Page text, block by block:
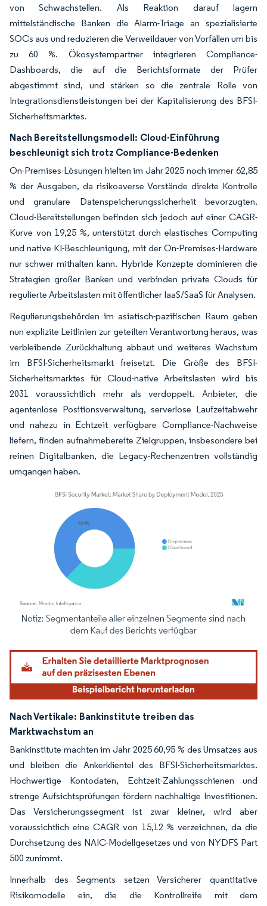
von Schwachstellen. Als Reaktion darauf lagern
mittelständische Banken die Alarm-Triage an spezialisierte
SOCs aus und reduzieren die Verweildauer von Vorfällen um bis
zu 60 %. Ökosystempartner integrieren Compliance-
Dashboards, die auf die Berichtsformate der Prüfer
abgestimmt sind, und stärken so die zentrale Rolle von
Integrationsdienstleistungen bei der Kapitalisierung des BFSI-
Sicherheitsmarktes.
Nach Bereitstellungsmodell: Cloud-Einführung
beschleunigt sich trotz Compliance-Bedenken
On-Premises-Lösungen hielten im Jahr 2025 noch immer 62,85
% der Ausgaben, da risikoaverse Vorstände direkte Kontrolle
und granulare Datenspeicherungssicherheit bevorzugten.
Cloud-Bereitstellungen befinden sich jedoch auf einer CAGR-
Kurve von 19,25 %, unterstützt durch elastisches Computing
und native KI-Beschleunigung, mit der On-Premises-Hardware
nur schwer mithalten kann. Hybride Konzepte dominieren die
Strategien großer Banken und verbinden private Clouds für
regulierte Arbeitslasten mit öffentlicher IaaS/SaaS für Analysen.
Regulierungsbehörden im asiatisch-pazifischen Raum geben
nun explizite Leitlinien zur geteilten Verantwortung heraus, was
verbleibende Zurückhaltung abbaut und weiteres Wachstum
im BFSI-Sicherheitsmarkt freisetzt. Die Größe des BFSI-
Sicherheitsmarktes für Cloud-native Arbeitslasten wird bis
2031 voraussichtlich mehr als verdoppelt. Anbieter, die
agentenlose Positionsverwaltung, serverlose Laufzeitabwehr
und nahezu in Echtzeit verfügbare Compliance-Nachweise
liefern, finden aufnahmebereite Zielgruppen, insbesondere bei
reinen Digitalbanken, die Legacy-Rechenzentren vollständig
umgangen haben.
Bild © Mordor Intelligence. Wiederverwendung erfordert Namensnennung
Nach Vertikale: Bankinstitute treiben das
Marktwachstum an
Bankinstitute machten im Jahr 2025 60,95 % des Umsatzes aus
und bleiben die Ankerklientel des BFSI-Sicherheitsmarktes.
Hochwertige Kontodaten, Echtzeit-Zahlungsschienen und
strenge Aufsichtsprüfungen fördern nachhaltige Investitionen.
Das Versicherungssegment ist zwar kleiner, wird aber
voraussichtlich eine CAGR von 15,12 % verzeichnen, da die
Durchsetzung des NAIC-Modellgesetzes und von NYDFS Part
500 zunimmt.
Innerhalb des Segments setzen Versicherer quantitative
Risikomodelle ein, die die Kontrollreife mit dem